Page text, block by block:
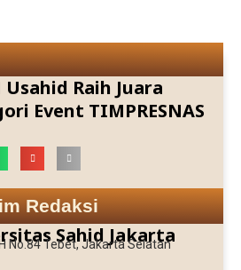
Raih Juara
Event TIMPRESNAS
Redaksi
Sahid Jakarta
No.84 Tebet, Jakarta Selatan